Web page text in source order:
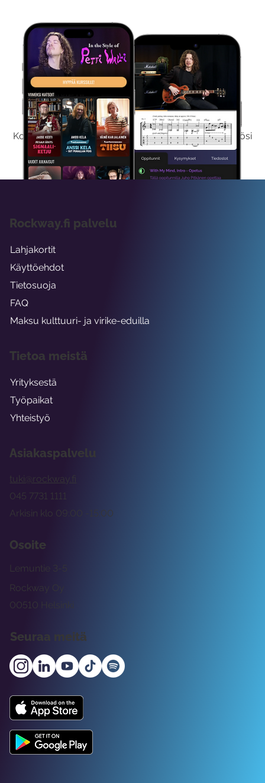
Kokeile Ilmaiseksi
Kokeilemalla ilmaiseksi saat koko sisältömme käyttöösi
viikon ajaksi.
Asiakaspalvelu
tuki@rockway.fi
Arkisin klo 09:00 -15:00
045 7731 1111
Osoite
Rockway Oy
Lemuntie 3-5
00510 Helsinki
Seuraa meitä
Rockway.fi palvelu
Lahjakortit
Käyttöehdot
Tietosuoja
FAQ
Maksu kulttuuri- ja virike-eduilla
Tietoa meistä
Yrityksestä
Työpaikat
Yhteistyö